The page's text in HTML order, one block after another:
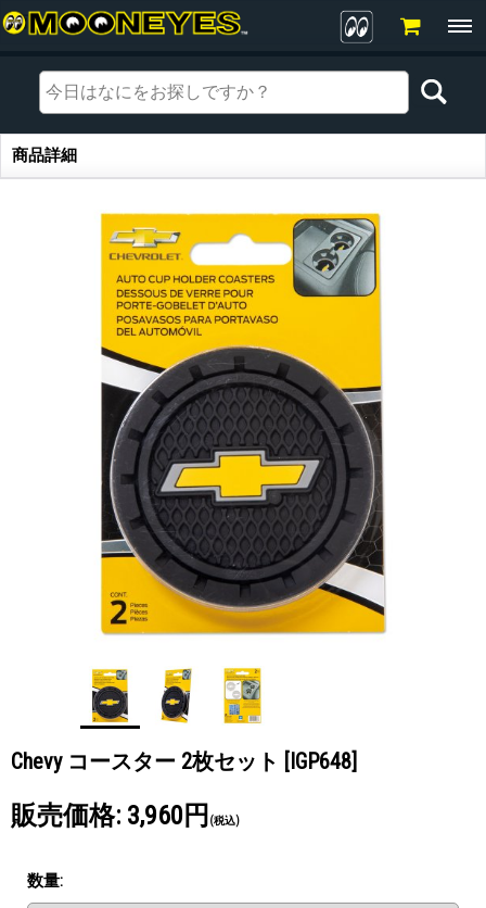
商品詳細
商品詳細
Chevy コースター 2枚セット [IGP648]
販売価格: 3,960円 (税込)
数量: